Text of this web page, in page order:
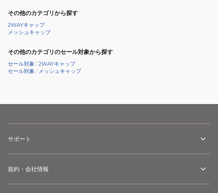
その他のカテゴリから探す
2WAYキャップ
メッシュキャップ
その他のカテゴリのセール対象から探す
セール対象 /2WAYキャップ
セール対象 / メッシュキャップ
サポート
規約・会社情報